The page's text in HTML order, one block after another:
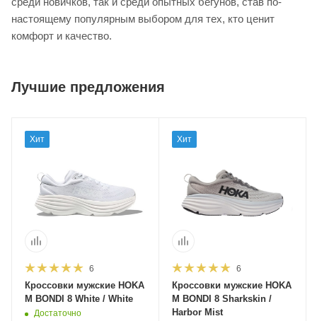
настоящему популярным выбором для тех, кто ценит
комфорт и качество.
Лучшие предложения
Хит
6
Кроссовки мужские HOKA
M BONDI 8 White / White
Достаточно
Хит
6
Кроссовки мужские HOKA
M BONDI 8 Sharkskin /
Harbor Mist